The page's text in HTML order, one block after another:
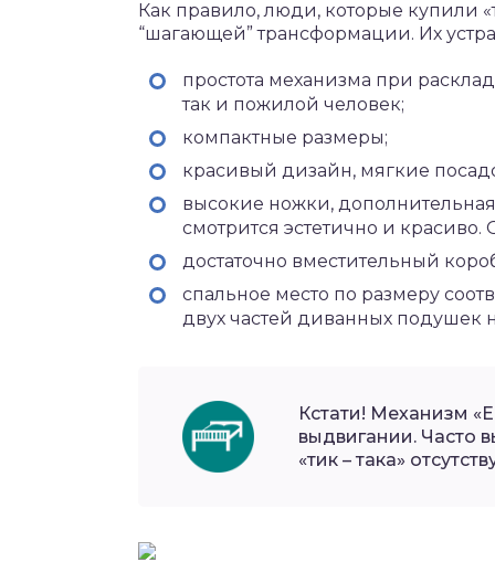
Как правило, люди, которые купили
“шагающей” трансформации. Их
простота механизма при
так и пожилой человек;
компактные размеры;
красивый дизайн, мягкие
высокие ножки,
смотрится эстетично и
достаточно вместительный
спальное место по размеру
двух частей диванных подушек
Кстати! Механизм
выдвигании. Часто
«тик – така»